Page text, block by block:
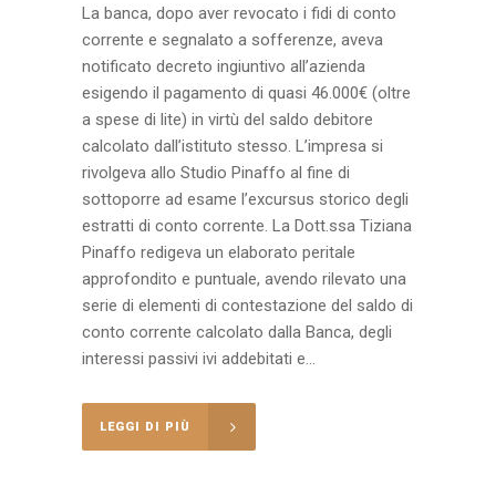
La banca, dopo aver revocato i fidi di conto
corrente e segnalato a sofferenze, aveva
notificato decreto ingiuntivo all’azienda
esigendo il pagamento di quasi 46.000€ (oltre
a spese di lite) in virtù del saldo debitore
calcolato dall’istituto stesso. L’impresa si
rivolgeva allo Studio Pinaffo al fine di
sottoporre ad esame l’excursus storico degli
estratti di conto corrente. La Dott.ssa Tiziana
Pinaffo redigeva un elaborato peritale
approfondito e puntuale, avendo rilevato una
serie di elementi di contestazione del saldo di
conto corrente calcolato dalla Banca, degli
interessi passivi ivi addebitati e...
LEGGI DI PIÙ